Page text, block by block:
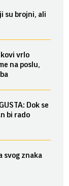
su brojni, ali
vrlo
na poslu,
Dok se
bi rado
svog znaka